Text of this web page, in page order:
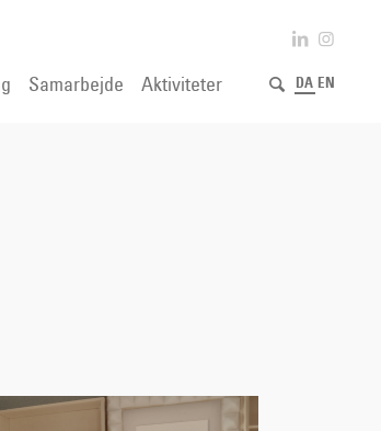
Samarbejde Aktiviteter DA EN